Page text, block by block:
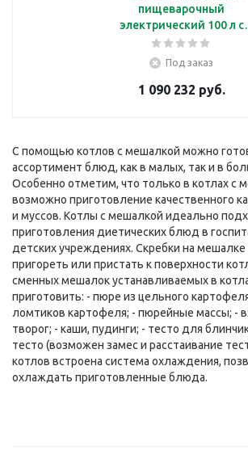
пищеварочный
электрический 100 л с
косвенным нагревом,
мешалкой и
опрокидыванием
Под заказ
1 090 232 руб.
С помощью котлов с мешалкой можно
ассортимент блюд, как в малых, так и в
Особенно отметим, что только в котлах с
возможно приготовление качественного
и муссов. Котлы с мешалкой идеально
приготовления диетических блюд в
детских учреждениях. Скребки на
пригореть или пристать к поверхности
сменных мешалок устанавливаемых в
приготовить: - пюре из цельного
ломтиков картофеля; - пюрейные массы; -
творог; - каши, пудинги; - тесто для
тесто (возможен замес и расстаивание
котлов встроена система охлаждения,
охлаждать приготовленные блюда.